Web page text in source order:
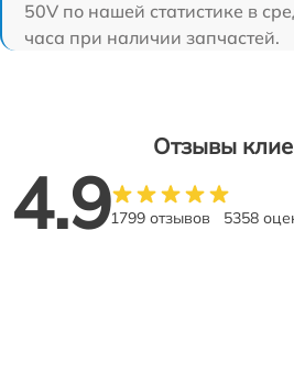
50V по нашей статистике в
часа при наличии запчастей.
Отзывы
4.91799 отзывов 5358